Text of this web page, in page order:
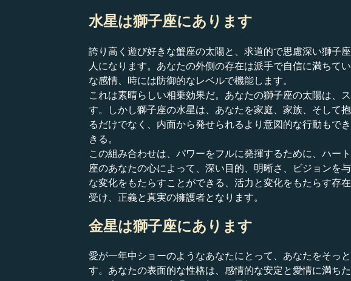
水星は獅子座にあります
誇り高く遊び好きな蟹座の太陽と、求道的で思慮深い獅子
人になります。あなたの外側の存在は派手で自信に満ちて
な感情、時には防御的なレベルで機能します。
これは素晴らしい相乗効果だ。あなたの獅子座の太陽は、
す。しかし獅子座の水星は、あなたを家庭、家族、そして
るだけでなく、内面から発せられるより意図的な行動もで
きる。
この組み合わせは、パワーをフルに発揮するために、ハー
座のあなたの心によって、深い目的、明晰さ、ビジョンを
な変化をもたらすことができる、活力と変化をもたらす存
受け、正義と真実の擁護者となります。
金星は獅子座にあります
愛が一年中ショーのようなあなたにとって、あなたをそっ
す。あなたの表面的な性格は、感情的な安定と愛情に満ち